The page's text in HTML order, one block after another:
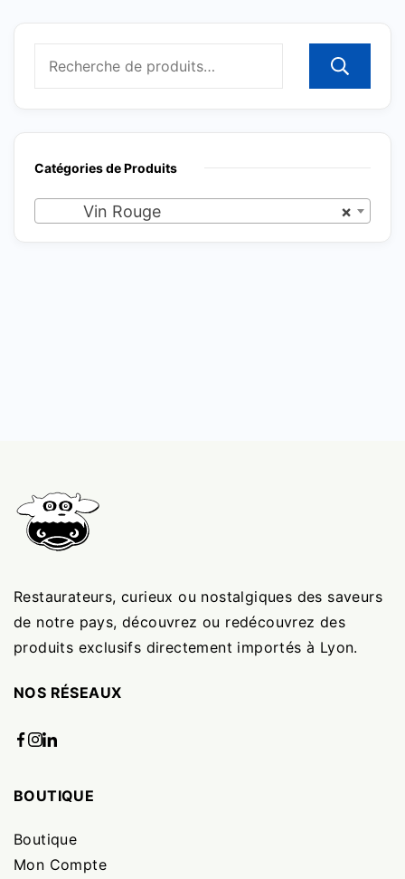
Catégories de Produits
×
Vin Rouge
Restaurateurs, curieux ou nostalgiques des saveurs
de notre pays, découvrez ou redécouvrez des
produits exclusifs directement importés à Lyon.
NOS RÉSEAUX
BOUTIQUE
Boutique
Mon Compte